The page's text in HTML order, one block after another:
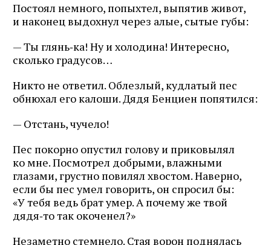
Постоял немного, попыхтел, выпятив живот,
и наконец выдохнул через алые, сытые губы:
— Ты глянь‑ка! Ну и холодина! Интересно,
сколько градусов…
Никто не ответил. Облезлый, кудлатый пес
обнюхал его калоши. Дядя Бенциен попятился:
— Отстань, чучело!
Пес покорно опустил голову и приковылял
ко мне. Посмотрел добрыми, влажными
глазами, грустно повилял хвостом. Наверно,
если бы пес умел говорить, он спросил бы:
«У тебя ведь брат умер. А почему же твой
дядя‑то так окоченел?»
Незаметно стемнело. Стая ворон поднялась